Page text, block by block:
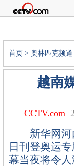
首页 > 奥林匹克频道
越南
CCTV.com
新华网河内
日刊登奥运
幕当夜将令人